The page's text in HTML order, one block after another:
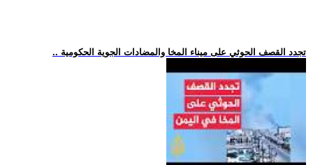
.. تجدد القصف الحوثي على ميناء المخا والمضادات الجوية الحكومية